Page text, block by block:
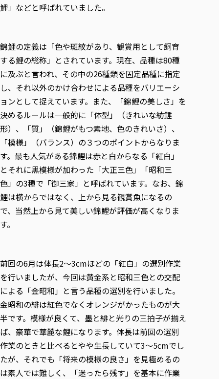
社会人学生の育児支援（一時預かり）
鯉」などと呼ばれていました。
錦鯉の定義は「色や斑紋があり、観賞用として飼育
する鯉の総称」とされています。現在、品種は80種
に及ぶと言われ、その中の26種類を固定品種に指定
し、それ以外のかけ合わせによる品種をバリエーシ
ョンとして捉えています。また、「錦鯉の美しさ」を
決めるルールは一般的に「体型」（きれいな紡錘
形）、「質」（錦鯉がもつ素地、色のきれいさ）、
「模様」（バランス）の３つのポイントからなりま
す。最も人気がある錦鯉は赤と白からなる「紅白」
とそれに黒模様が加わった「大正三色」「昭和三
色」の3種で「御三家」と呼ばれています。なお、錦
鯉は横からではなく、上から見る観賞魚になるの
で、当然上から見て美しい錦鯉が評価が高くなりま
す。
前回の6月は体長2～3cmほどの「紅白」の選別作業
を行いましたが、今回は黄金系と昭和三色との交配
による「金昭和」と言う品種の選別を行いました。
金昭和の緋は紅色でなくオレンジがかったものが大
半です。模様が良くて、墨と緋と光りの三拍子が揃え
ば、豪華で華麓な鯉になります。体長は前回の選別
作業のときと比べるとやや生長していて3～5cmでし
たが、それでも「将来の模様の良さ」を見極めるの
は素人では難しく、「迷ったら残す」を基本に作業